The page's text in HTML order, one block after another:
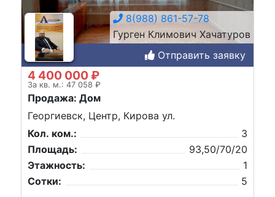
8(988) 861-57-78
Гурген Климович Хачатуров
Отправить заявку
4 400 000 ₽
За кв. м.: 47 058 ₽
Продажа: Дом
Георгиевск, Центр, Кирова ул.
Кол. ком.:
3
Площадь:
93,50/70/20
Этажность:
1
Сотки:
5